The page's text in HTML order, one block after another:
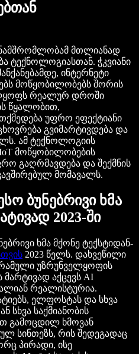
მთლიანად
ტექნოლოგიასთან. ჭკვიანი
ინტერნეტი
მოწყობილობებს შორის
რეალურ დროში
წყალობით,
უფრო ეფექტიანი
გვიმარტივდება და
ამ ტექნოლოგიის
მოწყობილობების
გაღრმავდება და შექმნის
მომავალს.
ბუნებრივი ხმა
2023-ში
ხმა მქონე ტექსტიდან-
2023 წელს. დახვეწილი
უზრუნველყოფის
მარტივად აქცევს AI
რეალისტურია.
ელფოსტას და სხვა
სხვა საქმიანობის
გამოცდილ ხმოვან
სინთეზს, რის შედეგადაც
პირადი, ისე